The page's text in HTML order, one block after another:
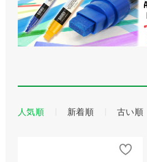
人気順 新着順 古い順